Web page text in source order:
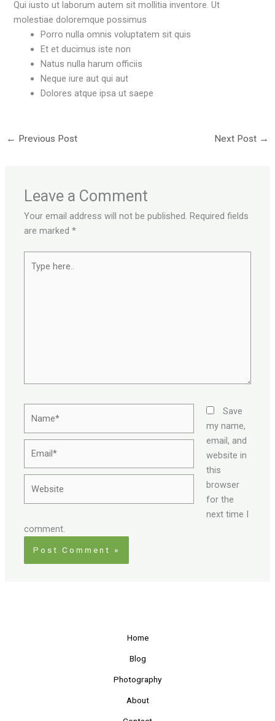
Qui iusto ut laborum autem sit mollitia inventore. Ut
molestiae doloremque possimus
Porro nulla omnis voluptatem sit quis
Et et ducimus iste non
Natus nulla harum officiis
Neque iure aut qui aut
Dolores atque ipsa ut saepe
← Previous Post Next Post →
Leave a Comment
Your email address will not be published. Required fields
are marked*
here..
Save
my name,
email, and
website in
this
browser
for the
next time I
comment.
Home
Blog
Photography
About